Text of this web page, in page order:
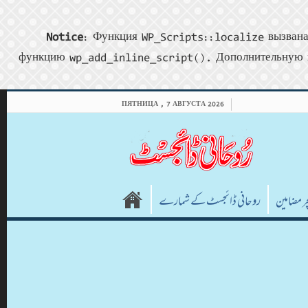
Notice: Функция WP_Scripts::localize вызвана
функцию wp_add_inline_script(). Дополнительную
ПЯТНИЦА , 7 АВГУСТА 2026
روحانی ڈائجسٹ کے شمارے مضامین